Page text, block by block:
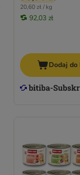
20,60 zł / kg
92,03 zł
Dodaj do